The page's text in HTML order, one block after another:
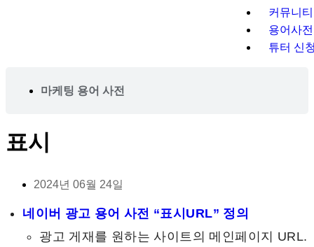
커뮤니티
용어사전
튜터 신
마케팅 용어 사전
표시
2024년 06월 24일
네이버 광고 용어 사전 “표시URL” 정의
광고 게재를 원하는 사이트의 메인페이지 URL.